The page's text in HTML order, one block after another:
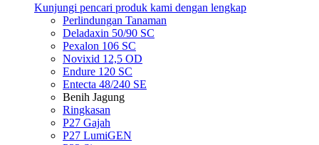
Kunjungi pencari produk kami dengan lengkap
Perlindungan Tanaman
Deladaxin 50/90 SC
Pexalon 106 SC
Novixid 12,5 OD
Endure 120 SC
Entecta 48/240 SE
Benih Jagung
Ringkasan
P27 Gajah
P27 LumiGEN